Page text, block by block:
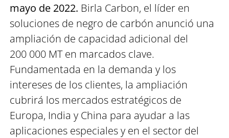
mayo de 2022. Birla Carbon, el líder en
soluciones de negro de carbón anunció una
ampliación de capacidad adicional del
200 000 MT en marcados clave.
Fundamentada en la demanda y los
intereses de los clientes, la ampliación
cubrirá los mercados estratégicos de
Europa, India y China para ayudar a las
aplicaciones especiales y en el sector del